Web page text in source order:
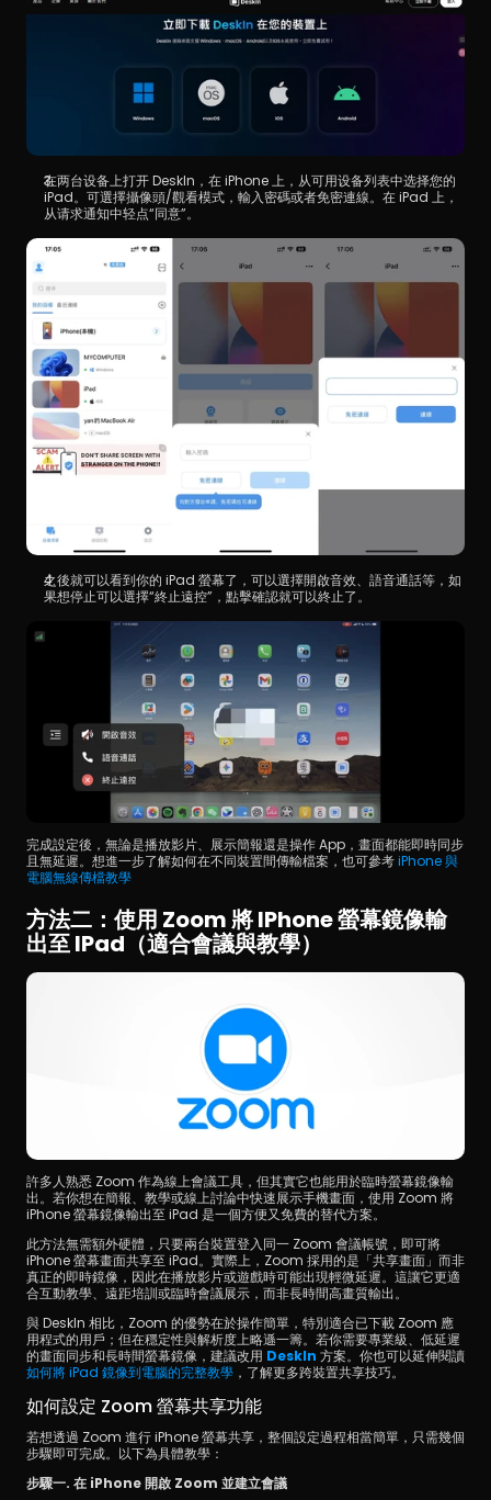
在两台设备上打开 DeskIn，在 iPhone 上，从可用设备列表中选择您的
iPad。可選擇攝像頭/觀看模式，輸入密碼或者免密連線。在 iPad 上，
从请求通知中轻点“同意”。
之後就可以看到你的 iPad 螢幕了，可以選擇開啟音效、語音通話等，如
果想停止可以選擇“終止遠控”，點擊確認就可以終止了。
完成設定後，無論是播放影片、展示簡報還是操作 App，畫面都能即時同步
且無延遲。想進一步了解如何在不同裝置間傳輸檔案，也可參考 iPhone 與
電腦無線傳檔教學
方法二：使用 Zoom 將 IPhone 螢幕鏡像輸
出至 IPad（適合會議與教學）
許多人熟悉 Zoom 作為線上會議工具，但其實它也能用於臨時螢幕鏡像輸
出。若你想在簡報、教學或線上討論中快速展示手機畫面，使用 Zoom 將
iPhone 螢幕鏡像輸出至 iPad 是一個方便又免費的替代方案。
此方法無需額外硬體，只要兩台裝置登入同一 Zoom 會議帳號，即可將
iPhone 螢幕畫面共享至 iPad。實際上，Zoom 採用的是「共享畫面」而非
真正的即時鏡像，因此在播放影片或遊戲時可能出現輕微延遲。這讓它更適
合互動教學、遠距培訓或臨時會議展示，而非長時間高畫質輸出。
與 DeskIn 相比，Zoom 的優勢在於操作簡單，特別適合已下載 Zoom 應
用程式的用戶；但在穩定性與解析度上略遜一籌。若你需要專業級、低延遲
的畫面同步和長時間螢幕鏡像，建議改用 DeskIn
如何將 iPad 鏡像到電腦的完整教學 ，了解更多跨裝置共享技巧。
如何設定 Zoom 螢幕共享功能
若想透過 Zoom 進行 iPhone 螢幕共享，整個設定過程相當簡單，只需幾個
步驟即可完成。以下為具體教學：
步驟一. 在 iPhone 開啟 Zoom 並建立會議